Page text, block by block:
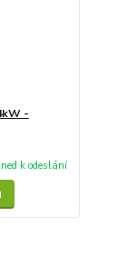
-
k odeslání